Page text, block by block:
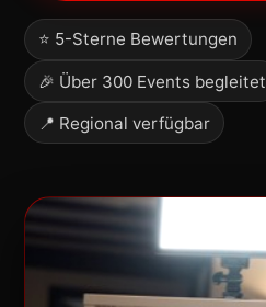
⭐ 5-Sterne Bewertungen
🎉 Über 300 Events begleitet
📍 Regional verfügbar